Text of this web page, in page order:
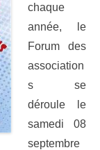
chaque
année, le
Forum des
association
s se
déroule le
samedi 08
septembre